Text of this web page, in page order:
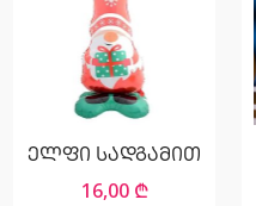
ელფი სადგამით
16,00 ₾